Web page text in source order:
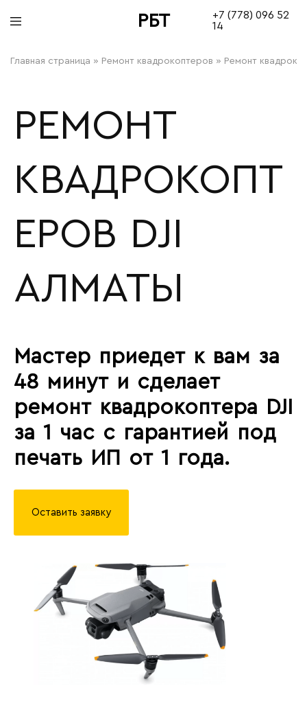
РБТ
+7 (778) 096 52
14
Главная страница » Ремонт квадрокоптеров » Ремонт
РЕМОНТ
КВАДРОКОПТ
ЕРОВ DJI
АЛМАТЫ
Мастер приедет к вам за
48 минут и сделает
ремонт квадрокоптера DJI
за 1 час с гарантией под
печать ИП от 1 года.
Оставить заявку